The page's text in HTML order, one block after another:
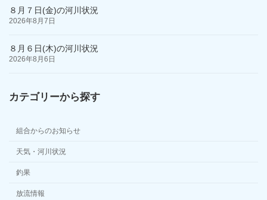
８月７日(金)の河川状況
2026年8月7日
８月６日(木)の河川状況
2026年8月6日
カテゴリーから探す
組合からのお知らせ
天気・河川状況
釣果
放流情報